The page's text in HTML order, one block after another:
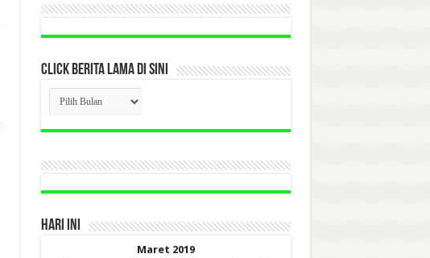
CLICK BERITA LAMA DI SINI
CLICK
BERITA
LAMA
DI
HARI INI
Maret 2019